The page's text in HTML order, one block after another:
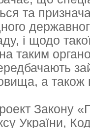
та
і щодо
таким
а
Закону
України,